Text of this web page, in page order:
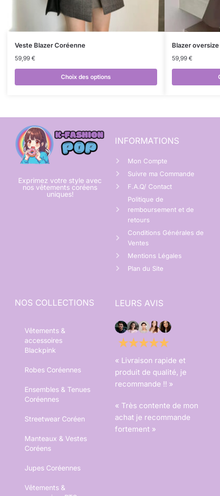
Veste Blazer Coréenne
59,99 €
Choix des options
Blazer
59,99 €
Exprimez votre style avec
nos vêtements coréens
uniques!
INFORMATIONS
Mon Compte
Suivre ma Commande
F.A.Q/ Contact
Politique de
remboursement et de
retours
Conditions Générales de
Ventes
Mentions Légales
Plan du Site
NOS COLLECTIONS
Vêtements &
accessoires
Blackpink
Robes Coréennes
Ensembles & Tenues
Coréennes
Streetwear Coréen
Manteaux & Vestes
Coréens
Jupes Coréennes
Vêtements &
LEURS AVIS
« Livraison rapide et
produit de qualité, je
recommande !! »
« Très contente de mon
achat je recommande
fortement »